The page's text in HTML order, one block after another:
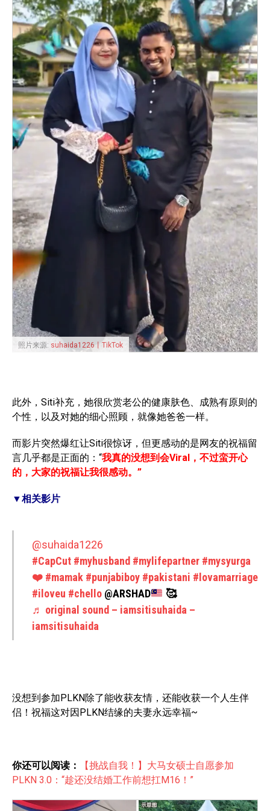
照片来源: suhaida1226丨TikTok
此外，Siti补充，她很欣赏老公的健康肤色、成熟有原则的
个性，以及对她的细心照顾，就像她爸爸一样。
而影片突然爆红让Siti很惊讶，但更感动的是网友的祝福留
言几乎都是正面的：“我真的没想到会Viral，不过蛮开心
的，大家的祝福让我很感动。”
▼相关影片
@suhaida1226
#CapCut #myhusband #mylifepartner #mysyurga
❤️ #mamak #punjabiboy #pakistani #lovamarriage
#iloveu #chello @ARSHAD
🥰
♬ original sound – iamsitisuhaida –
iamsitisuhaida
没想到参加PLKN除了能收获友情，还能收获一个人生伴
侣！祝福这对因PLKN结缘的夫妻永远幸福~
你还可以阅读：
【挑战自我！】大马女硕士自愿参加
PLKN 3.0：“趁还没结婚工作前想扛M16！”